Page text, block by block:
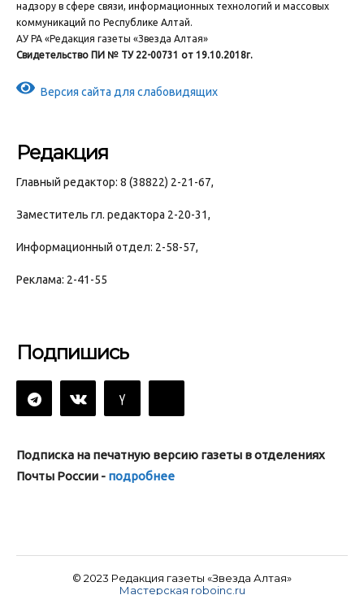
надзору в сфере связи, информационных технологий и массовых
коммуникаций по Республике Алтай.
АУ РА «Редакция газеты «Звезда Алтая»
Свидетельство ПИ № ТУ 22-00731 от 19.10.2018г.
Версия сайта для слабовидящих
Редакция
Главный редактор: 8 (38822) 2-21-67,
Заместитель гл. редактора 2-20-31,
Информационный отдел: 2-58-57,
Реклама: 2-41-55
Подпишись
Подписка на печатную версию газеты в отделениях
Почты России - подробнее
© 2023 Редакция газеты «Звезда Алтая»
Мастерская roboinc.ru